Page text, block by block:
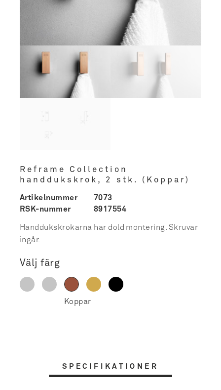
Reframe Collection
handdukskrok, 2 stk. (Koppar)
Artikelnummer
7073
RSK-nummer
8917554
Handdukskrokarna har dold montering. Skruvar
ingår.
Välj färg
SPECIFIKATIONER